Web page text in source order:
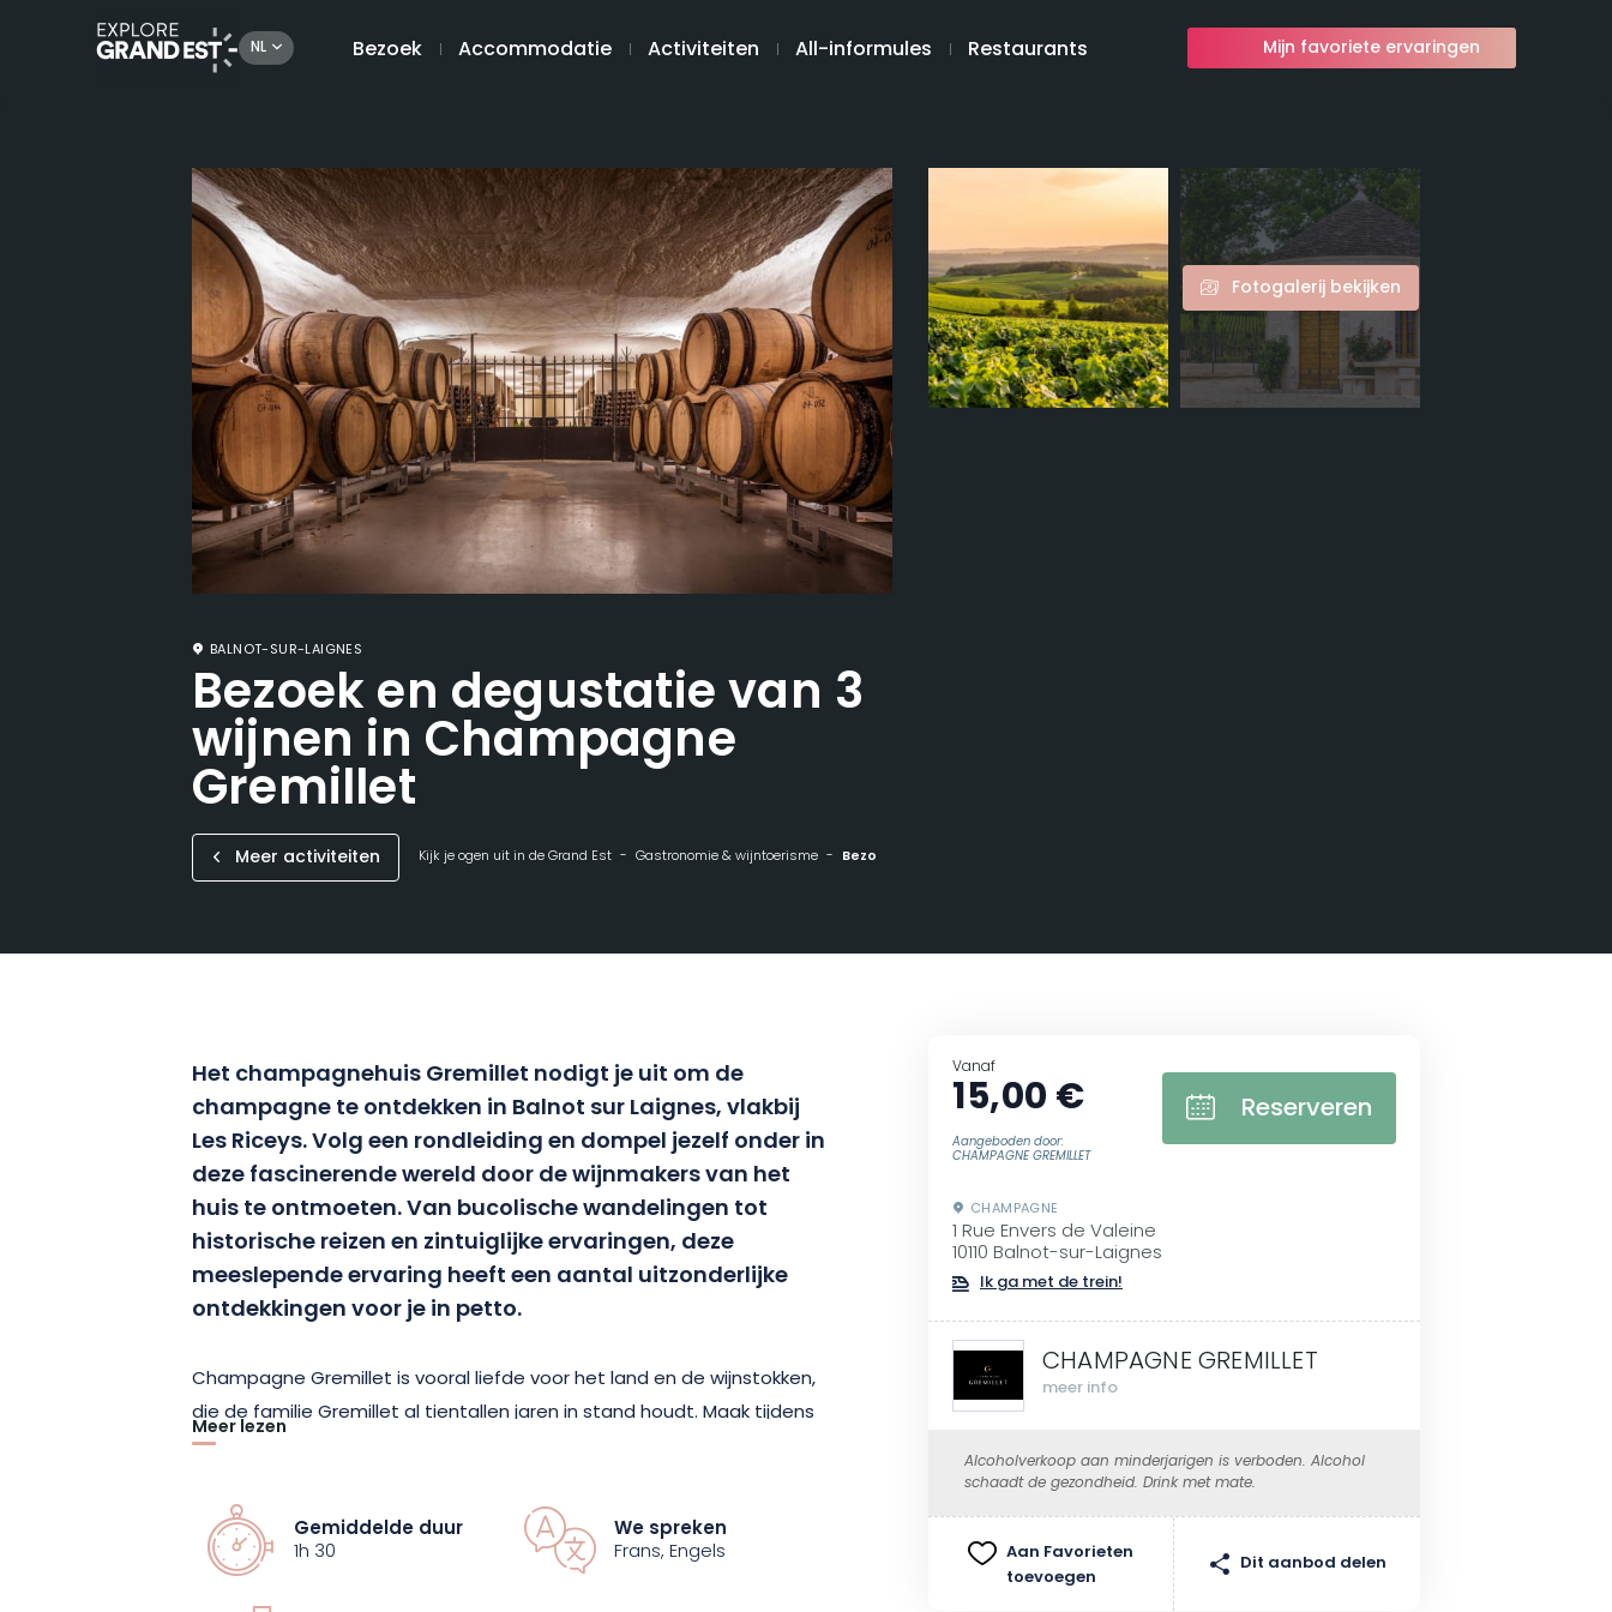
NL Bezoek Accommodatie Activiteiten All-informules Restaurants Mijn favoriete ervaringen
Fotogalerij bekijken
BALNOT-SUR-LAIGNES
Bezoek en degustatie van 3
wijnen in Champagne
Gremillet
Meer activiteiten Kijk je ogen uit in de Grand Est Gastronomie & wijntoerisme Bezoek en degustatie van 3 wijnen in Champagne Gremillet
Het champagnehuis Gremillet nodigt je uit om de
champagne te ontdekken in Balnot sur Laignes, vlakbij
Les Riceys. Volg een rondleiding en dompel jezelf onder in
deze fascinerende wereld door de wijnmakers van het
huis te ontmoeten. Van bucolische wandelingen tot
historische reizen en zintuiglijke ervaringen, deze
meeslepende ervaring heeft een aantal uitzonderlijke
ontdekkingen voor je in petto.
Champagne Gremillet is vooral liefde voor het land en de wijnstokken,
die de familie Gremillet al tientallen jaren in stand houdt. Maak tijdens
je bezoek een reis langs deze essentiële waarden en ga terug naar
hectare biedt deze plek een uniek panorama, waarvan het verhaal u
stap voor stap zal worden verteld. Le Clos Rocher is de koning van de
heuvel, met zijn cadole die rustig bovenop de heuvel ligt.
Meer lezen
Gemiddelde duur
1h 30
We spreken
Frans, Engels
Vanaf
15,00 €
Aangeboden door:
CHAMPAGNE GREMILLET
Reserveren
CHAMPAGNE
1 Rue Envers de Valeine
10110 Balnot-sur-Laignes
Ik ga met de trein!
CHAMPAGNE GREMILLET
meer info
Alcoholverkoop aan minderjarigen is verboden. Alcohol
schaadt de gezondheid. Drink met mate.
Aan Favorieten
toevoegen
Dit aanbod delen